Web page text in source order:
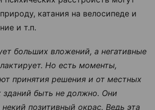
катания на велосипеде и
и т.п.
больших вложений, а негативные
Но есть моменты,
принятия решения и от местных
зданий быть не должно. Они
позитивный окрас. Ведь эта